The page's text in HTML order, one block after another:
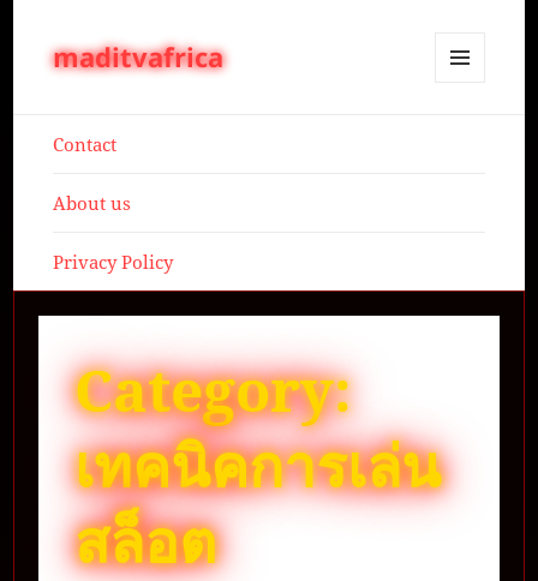
maditvafrica
Contact
About us
Privacy Policy
Category:
เทคนิคการเล่น
สล็อต